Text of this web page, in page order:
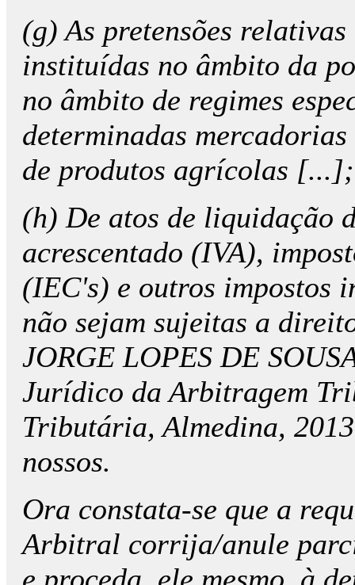
(g) As pretensões
instituídas no âmbito da
no âmbito de regimes
determinadas
de produtos agrícolas [...];
(h) De atos de liquidação
acrescentado (IVA),
(IEC's) e outros impostos
não sejam sujeitas a
JORGE LOPES DE
Jurídico da Arbitragem
Tributária, Almedina,
nossos.
Ora constata-se que a
Arbitral corrija/anule